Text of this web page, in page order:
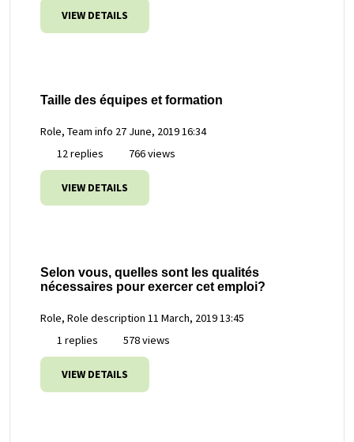
VIEW DETAILS
Taille des équipes et formation
Role, Team info 27 June, 2019 16:34
12 replies
766 views
VIEW DETAILS
Selon vous, quelles sont les qualités
nécessaires pour exercer cet emploi?
Role, Role description 11 March, 2019 13:45
1 replies
578 views
VIEW DETAILS